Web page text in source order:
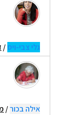
גלי צבי-ויס/
אילה בכור/